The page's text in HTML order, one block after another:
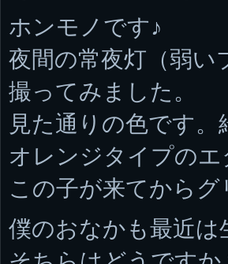
ホンモノです♪
夜間の常夜灯（弱い
撮ってみました。
見た通りの色です
オレンジタイプの
この子が来てから
僕のおなかも最近